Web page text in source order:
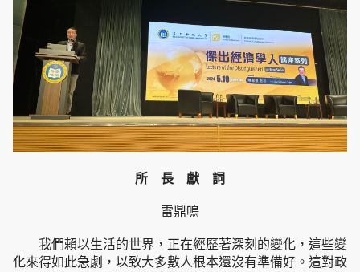
所 長 獻 詞
雷鼎鳴
我們賴以生活的世界，正在經歷著深刻的變化，這些變
化來得如此急劇，以致大多數人根本還沒有準備好。這對政